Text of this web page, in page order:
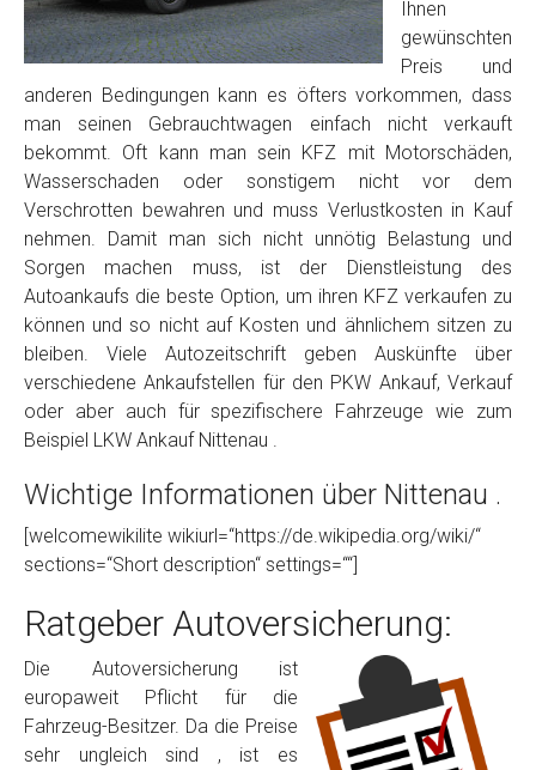
Foto Nr. 3
Sonstiges
Fertig
Wie viel ist 10+2 ?*
Ihnen
gewünschten
Preis und
anderen Bedingungen kann es öfters vorkommen, dass
man seinen Gebrauchtwagen einfach nicht verkauft
bekommt. Oft kann man sein KFZ mit Motorschäden,
Wasserschaden oder sonstigem nicht vor dem
Verschrotten bewahren und muss Verlustkosten in Kauf
nehmen. Damit man sich nicht unnötig Belastung und
Sorgen machen muss, ist der Dienstleistung des
Autoankaufs die beste Option, um ihren KFZ verkaufen zu
können und so nicht auf Kosten und ähnlichem sitzen zu
bleiben. Viele Autozeitschrift geben Auskünfte über
verschiedene Ankaufstellen für den PKW Ankauf, Verkauf
oder aber auch für spezifischere Fahrzeuge wie zum
Beispiel LKW Ankauf Nittenau .
Wichtige Informationen über Nittenau .
[welcomewikilite wikiurl=“https://de.wikipedia.org/wiki/“
sections=“Short description“ settings=““]
Ratgeber Autoversicherung:
Die Autoversicherung ist
europaweit Pflicht für die
Fahrzeug-Besitzer. Da die Preise
sehr ungleich sind , ist es